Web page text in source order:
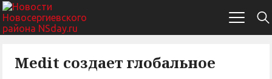
Medit создает глобальное